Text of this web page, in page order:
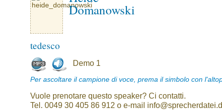
Domanowski
tedesco
Demo 1
Per ascoltare il campione di voce, prema il simbolo con
Vuole prenotare questo speaker? Ci contatti.
Tel. 0049 30 405 86 912 o e-mail